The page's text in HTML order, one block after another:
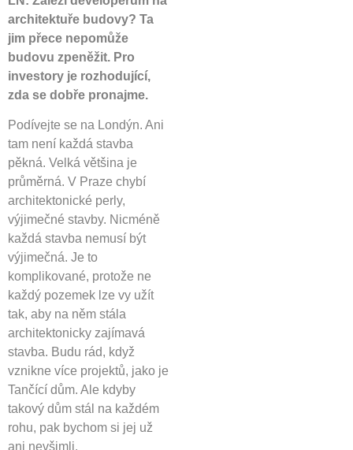
architektuře budovy? Ta
jim přece nepomůže
budovu zpeněžit. Pro
investory je rozhodující,
zda se dobře pronajme.
Podívejte se na Londýn. Ani
tam není každá stavba
pěkná. Velká většina je
průměrná. V Praze chybí
architektonické perly,
výjimečné stavby. Nicméně
každá stavba nemusí být
výjimečná. Je to
komplikované, protože ne
každý pozemek lze vy užít
tak, aby na něm stála
architektonicky zajímavá
stavba. Budu rád, když
vznikne více projektů, jako je
Tančící dům. Ale kdyby
takový dům stál na každém
rohu, pak bychom si jej už
ani nevšimli.